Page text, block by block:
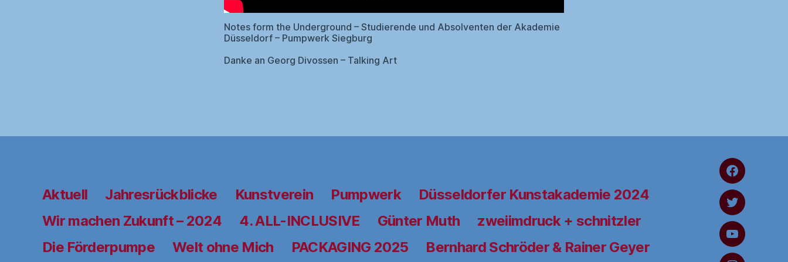
Notes form the Underground – Studierende und Absolventen der Akademie
Düsseldorf – Pumpwerk Siegburg
Danke an Georg Divossen – Talking Art
Aktuell Jahresrückblicke Kunstverein Pumpwerk
Düsseldorfer Kunstakademie 2024
Wir machen Zukunft – 2024
4. ALL-INCLUSIVE Günter Muth
zweiimdruck + schnitzler
Die Förderpumpe
Welt ohne Mich PACKAGING 2025 Bernhard Schröder & Rainer Geyer
FaceBook
Twitter
YouTube